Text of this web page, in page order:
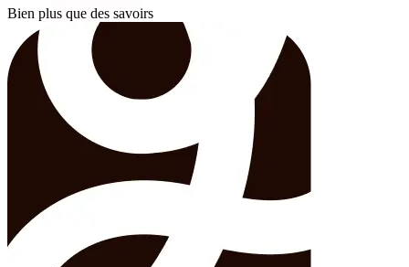
Bien plus que des savoirs